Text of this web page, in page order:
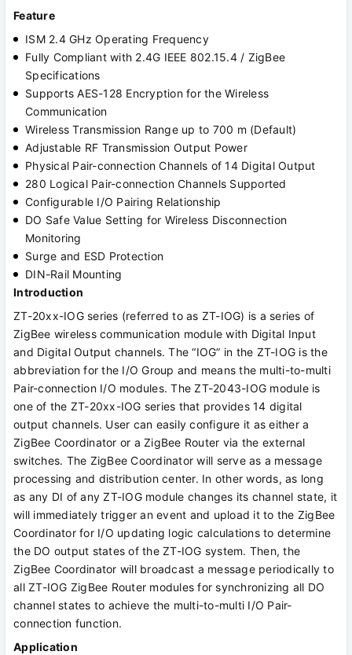
Feature
ISM 2.4 GHz Operating Frequency
Fully Compliant with 2.4G IEEE 802.15.4 / ZigBee
Specifications
Supports AES-128 Encryption for the Wireless
Communication
Wireless Transmission Range up to 700 m (Default)
Adjustable RF Transmission Output Power
Physical Pair-connection Channels of 14 Digital Output
280 Logical Pair-connection Channels Supported
Configurable I/O Pairing Relationship
DO Safe Value Setting for Wireless Disconnection
Monitoring
Surge and ESD Protection
DIN-Rail Mounting
Introduction
ZT-20xx-IOG series (referred to as ZT-IOG) is a series of
ZigBee wireless communication module with Digital Input
and Digital Output channels. The “IOG” in the ZT-IOG is the
abbreviation for the I/O Group and means the multi-to-multi
Pair-connection I/O modules. The ZT-2043-IOG module is
one of the ZT-20xx-IOG series that provides 14 digital
output channels. User can easily configure it as either a
ZigBee Coordinator or a ZigBee Router via the external
switches. The ZigBee Coordinator will serve as a message
processing and distribution center. In other words, as long
as any DI of any ZT-IOG module changes its channel state, it
will immediately trigger an event and upload it to the ZigBee
Coordinator for I/O updating logic calculations to determine
the DO output states of the ZT-IOG system. Then, the
ZigBee Coordinator will broadcast a message periodically to
all ZT-IOG ZigBee Router modules for synchronizing all DO
channel states to achieve the multi-to-multi I/O Pair-
connection function.
Application